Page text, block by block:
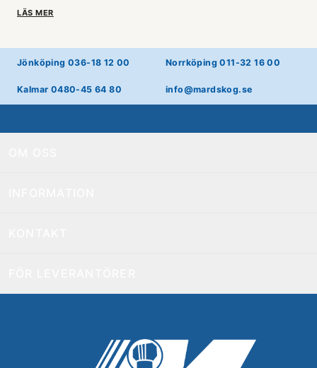
LÄS MER
Jönköping 036-18 12 00 Norrköping 011-32 16 00
Kalmar 0480-45 64 80 info@mardskog.se